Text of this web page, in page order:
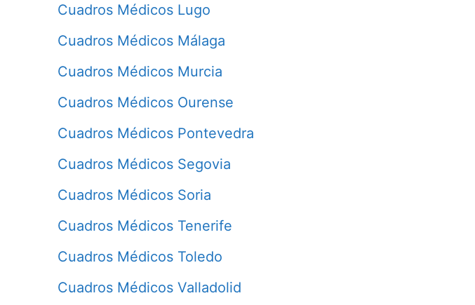
Cuadros Médicos Lugo
Cuadros Médicos Málaga
Cuadros Médicos Murcia
Cuadros Médicos Ourense
Cuadros Médicos Pontevedra
Cuadros Médicos Segovia
Cuadros Médicos Soria
Cuadros Médicos Tenerife
Cuadros Médicos Toledo
Cuadros Médicos Valladolid